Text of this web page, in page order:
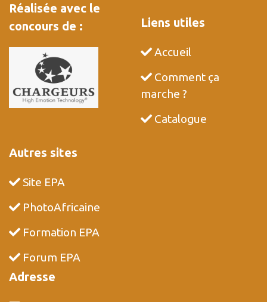
Réalisée avec le
concours de :
Liens utiles
Accueil
Comment ça
marche ?
Catalogue
Autres sites
Site EPA
PhotoAfricaine
Formation EPA
Forum EPA
Adresse